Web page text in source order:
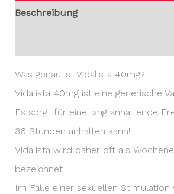
Beschreibung
Was genau ist Vidalista 40mg?
Vidalista 40mg ist eine generische
Es sorgt für eine lang anhaltende
36 Stunden anhalten kann!
Vidalista wird daher oft als
bezeichnet.
Im Falle einer sexuellen Stimulation